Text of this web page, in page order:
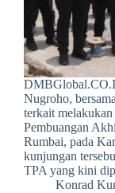
Nugroho,
terkait
Pembuangan
Rumbai, pada
kunjungan
TPA yang kini
Konrad